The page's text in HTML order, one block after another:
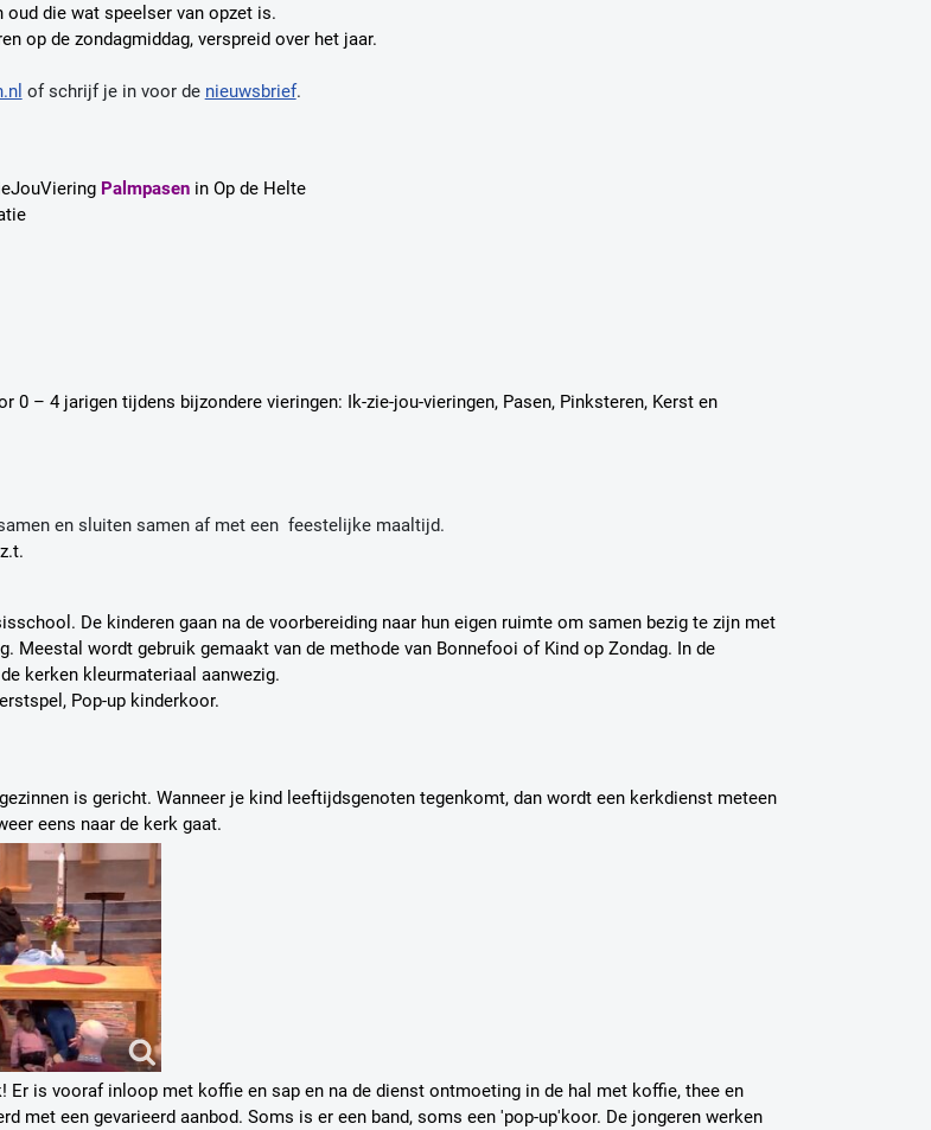
die wat speelser van opzet is.
op de zondagmiddag, verspreid over het jaar.
of schrijf je in voor de nieuwsbrief.
Palmpasenin Op de Helte
0 – 4 jarigen tijdens bijzondere vieringen: Ik-zie-jou-vieringen, Pasen, Pinksteren, Kerst en
en sluiten samen af met een feestelijke maaltijd.
De kinderen gaan na de voorbereiding naar hun eigen ruimte om samen bezig te zijn met
Meestal wordt gebruik gemaakt van de methode van Bonnefooi of Kind op Zondag. In de
kerken kleurmateriaal aanwezig.
Pop-up kinderkoor.
is gericht. Wanneer je kind leeftijdsgenoten tegenkomt, dan wordt een kerkdienst meteen
eens naar de kerk gaat.
Er is vooraf inloop met koffie en sap en na de dienst ontmoeting in de hal met koffie, thee en
met een gevarieerd aanbod. Soms is er een band, soms een 'pop-up'koor. De jongeren werken